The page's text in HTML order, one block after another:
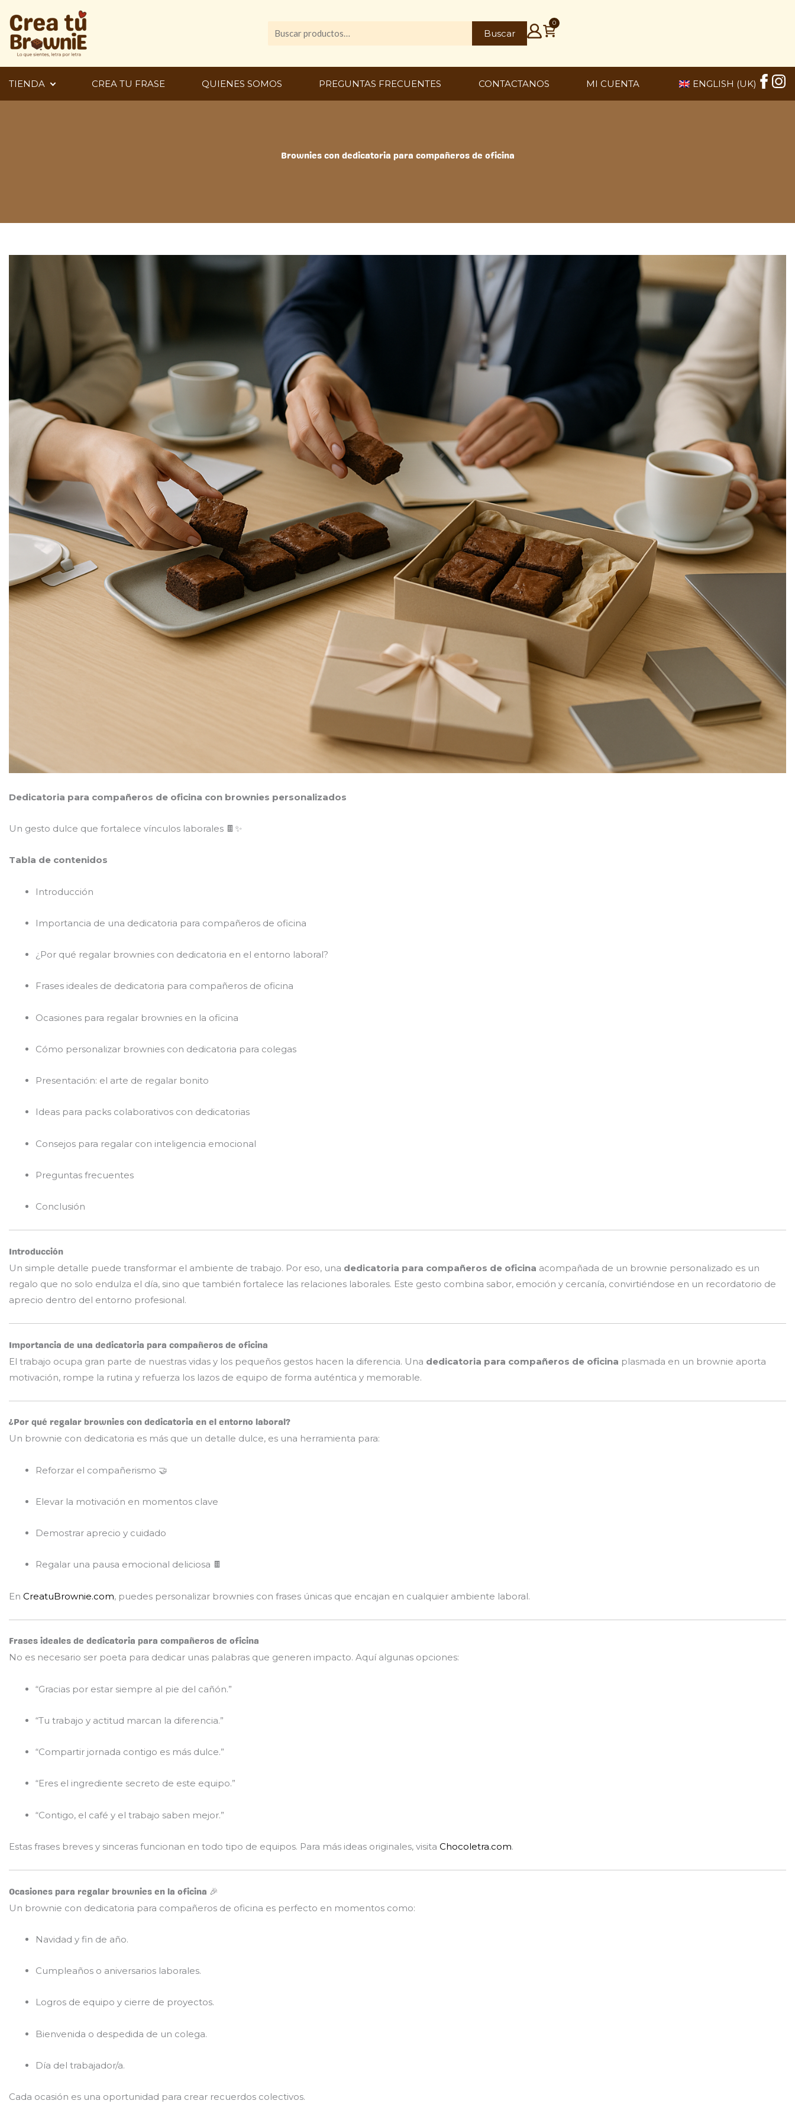
contenido
Buscar
Buscar
0
TIENDA CREA TU FRASE QUIENES SOMOS PREGUNTAS FRECUENTES CONTACTANOS MI CUENTA ENGLISH (UK)
Brownies con dedicatoria para compañeros de oficina
Dedicatoria para compañeros de oficina con brownies personalizados
Un gesto dulce que fortalece vínculos laborales 🍫✨
Tabla de contenidos
Introducción
Importancia de una dedicatoria para compañeros de oficina
¿Por qué regalar brownies con dedicatoria en el entorno laboral?
Frases ideales de dedicatoria para compañeros de oficina
Ocasiones para regalar brownies en la oficina
Cómo personalizar brownies con dedicatoria para colegas
Presentación: el arte de regalar bonito
Ideas para packs colaborativos con dedicatorias
Consejos para regalar con inteligencia emocional
Preguntas frecuentes
Conclusión
Introducción
Un simple detalle puede transformar el ambiente de trabajo. Por eso, una dedicatoria para compañeros de oficina acompañada de un brownie personalizado es un
regalo que no solo endulza el día, sino que también fortalece las relaciones laborales. Este gesto combina sabor, emoción y cercanía, convirtiéndose en un recordatorio de
aprecio dentro del entorno profesional.
Importancia de una dedicatoria para compañeros de oficina
El trabajo ocupa gran parte de nuestras vidas y los pequeños gestos hacen la diferencia. Una dedicatoria para compañeros de oficina plasmada en un brownie aporta
motivación, rompe la rutina y refuerza los lazos de equipo de forma auténtica y memorable.
¿Por qué regalar brownies con dedicatoria en el entorno laboral?
Un brownie con dedicatoria es más que un detalle dulce, es una herramienta para:
Reforzar el compañerismo 🤝
Elevar la motivación en momentos clave
Demostrar aprecio y cuidado
Regalar una pausa emocional deliciosa 🍫
En CreatuBrownie.com, puedes personalizar brownies con frases únicas que encajan en cualquier ambiente laboral.
Frases ideales de dedicatoria para compañeros de oficina
No es necesario ser poeta para dedicar unas palabras que generen impacto. Aquí algunas opciones:
“Gracias por estar siempre al pie del cañón.”
“Tu trabajo y actitud marcan la diferencia.”
“Compartir jornada contigo es más dulce.”
“Eres el ingrediente secreto de este equipo.”
“Contigo, el café y el trabajo saben mejor.”
Estas frases breves y sinceras funcionan en todo tipo de equipos. Para más ideas originales, visita Chocoletra.com.
Ocasiones para regalar brownies en la oficina 🎉
Un brownie con dedicatoria para compañeros de oficina es perfecto en momentos como:
Navidad y fin de año.
Cumpleaños o aniversarios laborales.
Logros de equipo y cierre de proyectos.
Bienvenida o despedida de un colega.
Día del trabajador/a.
Cada ocasión es una oportunidad para crear recuerdos colectivos.